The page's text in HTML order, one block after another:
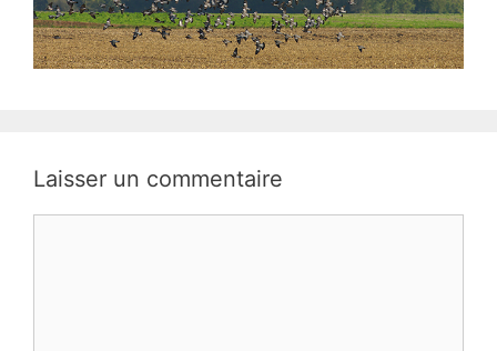
Laisser un commentaire